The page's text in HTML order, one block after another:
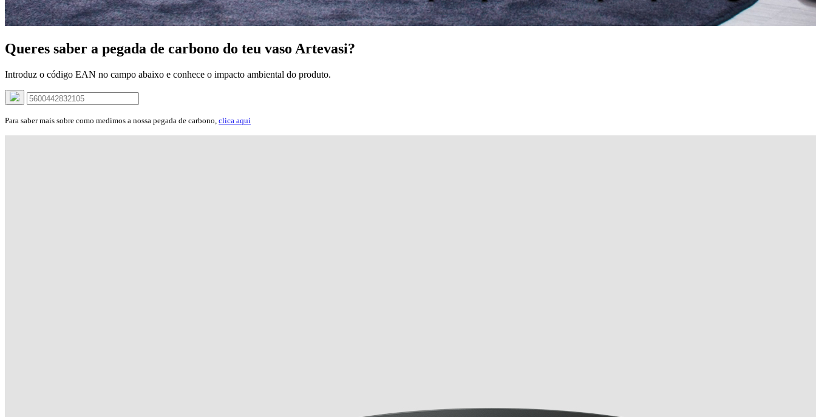
Queres saber a pegada de carbono do teu vaso Artevasi?
Introduz o código EAN no campo abaixo e conhece o impacto ambiental do produto.
Para saber mais sobre como medimos a nossa pegada de carbono, clica aqui